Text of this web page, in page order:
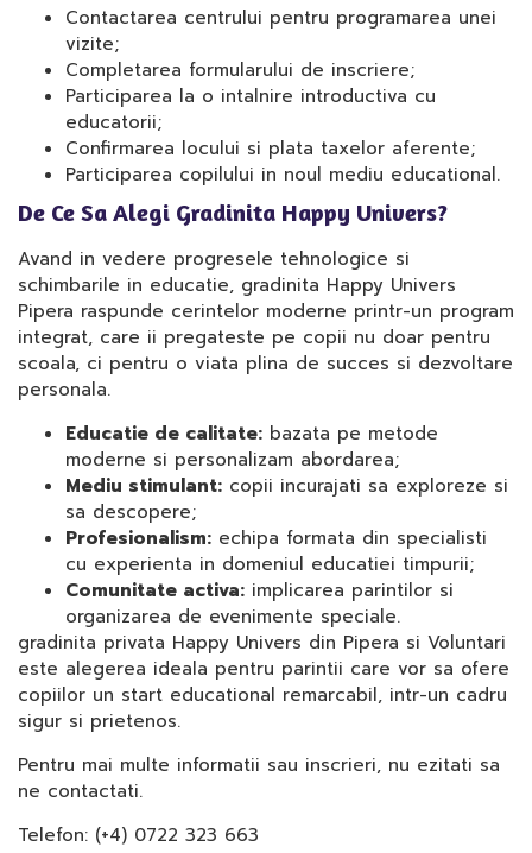
Contactarea centrului pentru programarea unei
vizite;
Completarea formularului de inscriere;
Participarea la o intalnire introductiva cu
educatorii;
Confirmarea locului si plata taxelor aferente;
Participarea copilului in noul mediu educational.
De Ce Sa Alegi Gradinita Happy Univers?
Avand in vedere progresele tehnologice si
schimbarile in educatie, gradinita Happy Univers
Pipera raspunde cerintelor moderne printr-un program
integrat, care ii pregateste pe copii nu doar pentru
scoala, ci pentru o viata plina de succes si dezvoltare
personala.
Educatie de calitate: bazata pe metode
moderne si personalizam abordarea;
Mediu stimulant: copii incurajati sa exploreze si
sa descopere;
Profesionalism: echipa formata din specialisti
cu experienta in domeniul educatiei timpurii;
Comunitate activa: implicarea parintilor si
organizarea de evenimente speciale.
gradinita privata Happy Univers din Pipera si Voluntari
este alegerea ideala pentru parintii care vor sa ofere
copiilor un start educational remarcabil, intr-un cadru
sigur si prietenos.
Pentru mai multe informatii sau inscrieri, nu ezitati sa
ne contactati.
Telefon: (+4) 0722 323 663